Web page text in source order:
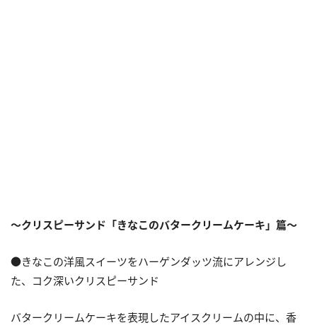
～クリスピーサンド「きなこのバタークリームケーキ」篇～
●きなこの洋風スイーツをハーゲンダッツ流にアレンジし
た、コク深いクリスピーサンド
バタークリームケーキを表現したアイスクリームの中に、香